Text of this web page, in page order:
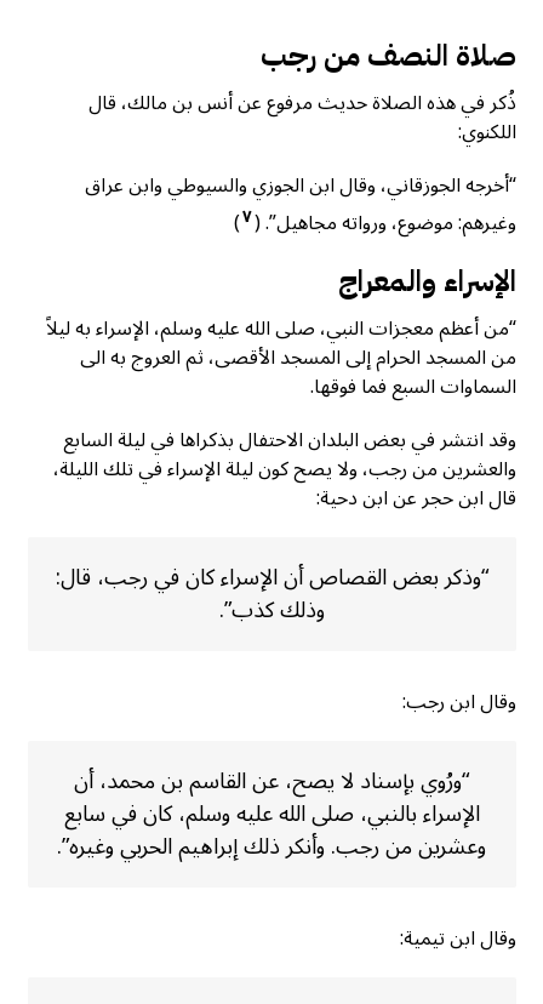
صلاة النصف من رجب
ذُكر في هذه الصلاة حديث مرفوع عن أنس بن مالك، قال
اللكنوي:
“أخرجه الجوزقاني، وقال ابن الجوزي والسيوطي وابن عراق
وغيرهم: موضوع، ورواته مجاهيل”. (٧)
الإسراء والمعراج
“من أعظم معجزات النبي، صلى الله عليه وسلم، الإسراء به ليلاً
من المسجد الحرام إلى المسجد الأقصى، ثم العروج به الى
السماوات السبع فما فوقها.
وقد انتشر في بعض البلدان الاحتفال بذكراها في ليلة السابع
والعشرين من رجب، ولا يصح كون ليلة الإسراء في تلك الليلة،
قال ابن حجر عن ابن دحية:
“وذكر بعض القصاص أن الإسراء كان في رجب، قال:
وذلك كذب”.
وقال ابن رجب:
“ورُوي بإسناد لا يصح، عن القاسم بن محمد، أن
الإسراء بالنبي، صلى الله عليه وسلم، كان في سابع
وعشرين من رجب. وأنكر ذلك إبراهيم الحربي وغيره”.
وقال ابن تيمية: